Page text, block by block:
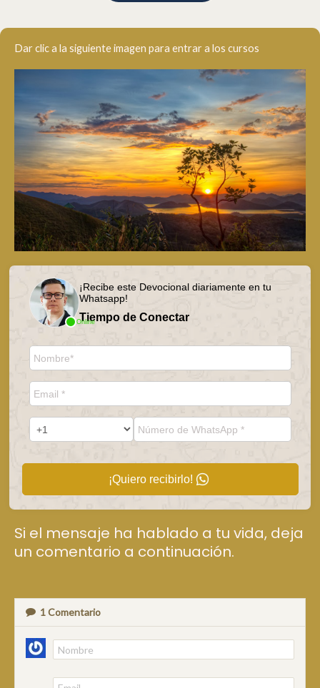
Dar clic a la siguiente imagen para entrar a los cursos
Online
¡Recibe este Devocional diariamente en tu
Whatsapp!
Tiempo de Conectar
¡Quiero recibirlo!
Si el mensaje ha hablado a tu vida, deja
un comentario a continuación.
1Comentario